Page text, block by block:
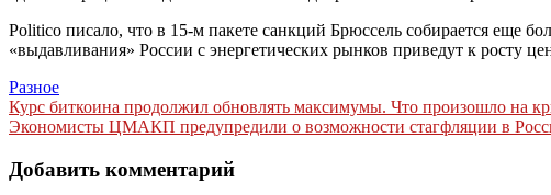
Politico писало, что в 15-м пакете санкций Брюссель собирается еще
«выдавливания» России с энергетических рынков приведут к росту
Разное
Навигация
по
записям
Курс биткоина продолжил обновлять максимумы. Что произошло на
Экономисты ЦМАКП предупредили о возможности стагфляции в
Добавить комментарий